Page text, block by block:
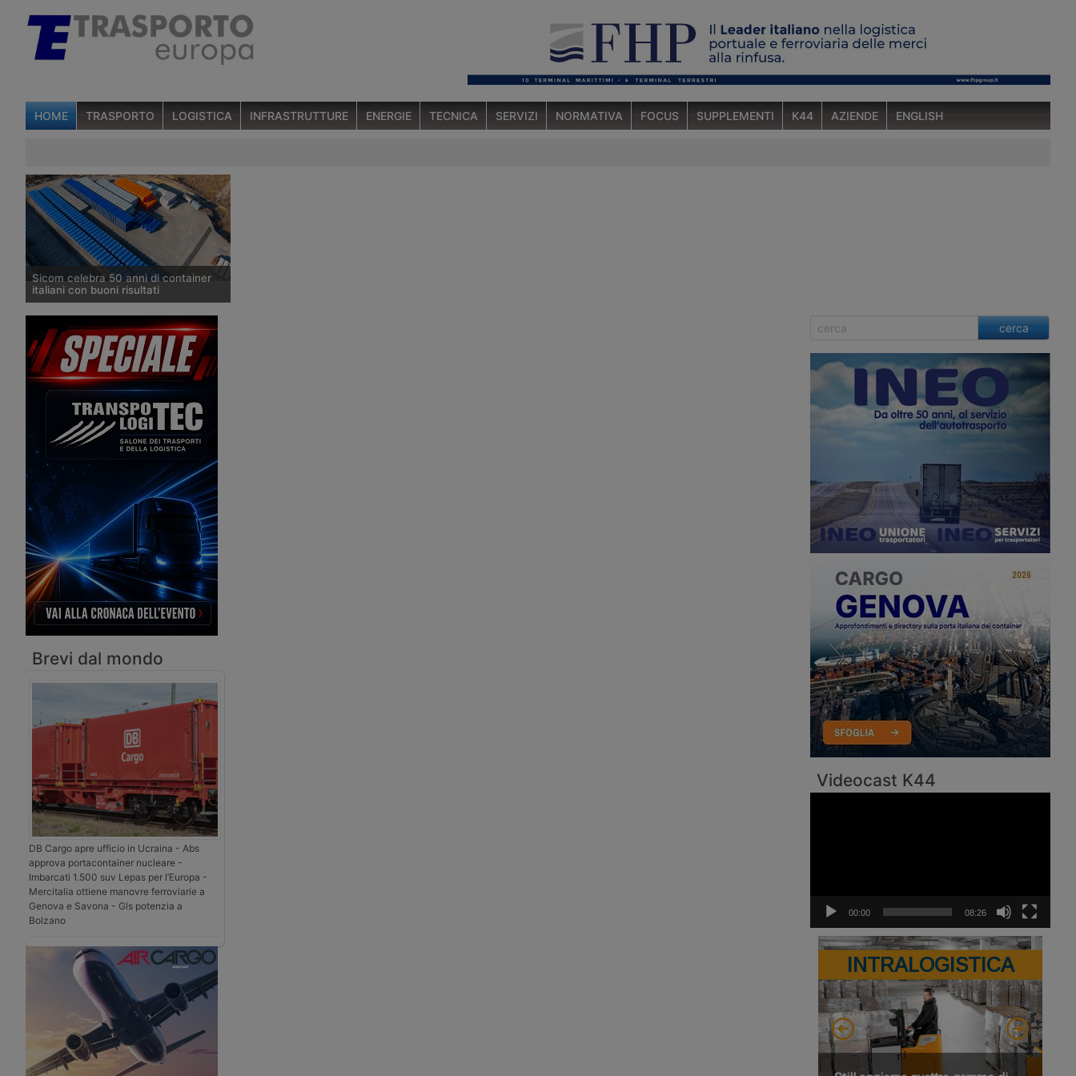
HOME TRASPORTO LOGISTICA INFRASTRUTTURE ENERGIE TECNICA SERVIZI NORMATIVA FOCUS SUPPLEMENTI K44 AZIENDE ENGLISH
Sicom celebra 50 anni di container
italiani con buoni risultati
La Sicom celebra cinquant’anni di
produzione italiana di container con
risultati solidi e un piano di espansione
internazionale che guarda a Europa e
Medio Oriente.
Brevi dal mondo
DB Cargo apre ufficio in Ucraina - Abs
approva portacontainer nucleare -
Imbarcati 1.500 suv Lepas per l’Europa -
Mercitalia ottiene manovre ferroviarie a
Genova e Savona - Gls potenzia a
Bolzano
cerca
Videocast K44
00:00 08:26
INTRALOGISTICA